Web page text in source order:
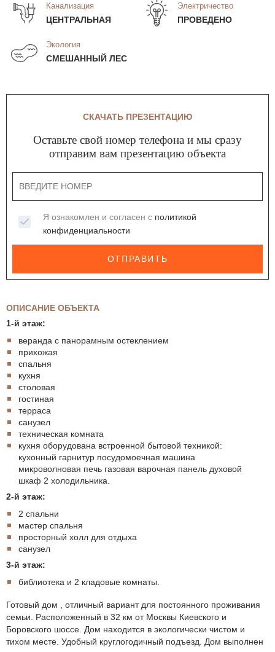
Канализация
ЦЕНТРАЛЬНАЯ
Электричество
ПРОВЕДЕНО
Экология
СМЕШАННЫЙ ЛЕС
ОПИСАНИЕ ОБЪЕКТА
1-й этаж:
веранда с панорамным остеклением
прихожая
спальня
кухня
столовая
гостиная
терраса
санузел
техническая комната
кухня оборудована встроенной бытовой техникой:
кухонный гарнитур посудомоечная машина
микроволновая печь газовая варочная панель духовой
шкаф 2 холодильника.
2-й этаж:
2 спальни
мастер спальня
просторный холл для отдыха
санузел
3-й этаж:
библиотека и 2 кладовые комнаты.
Готовый дом , отличный вариант для постоянного проживания
семьи. Расположенный в 32 км от Москвы Киевского и
Боровского шоссе. Дом находится в экологически чистом и
тихом месте. Удобный круглогодичный подъезд. Дом выполнен
СКАЧАТЬ ПРЕЗЕНТАЦИЮ
Оставьте свой номер телефона и мы сразу
отправим вам презентацию объекта
Я ознакомлен и согласен с политикой
конфиденциальности
ОТПРАВИТЬ